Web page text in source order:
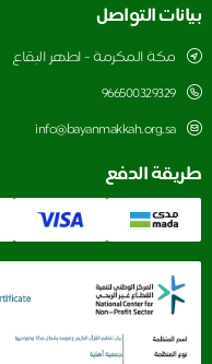
بيانات التواصل
مكة المكرمة - اطهر البقاع
966500329329
info@bayanmakkah.org.sa
طريقة الدفع